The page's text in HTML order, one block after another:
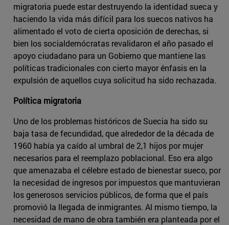
migratoria puede estar destruyendo la identidad sueca y
haciendo la vida más difícil para los suecos nativos ha
alimentado el voto de cierta oposición de derechas, si
bien los socialdemócratas revalidaron el año pasado el
apoyo ciudadano para un Gobierno que mantiene las
políticas tradicionales con cierto mayor énfasis en la
expulsión de aquellos cuya solicitud ha sido rechazada.
Política migratoria
Uno de los problemas históricos de Suecia ha sido su
baja tasa de fecundidad, que alrededor de la década de
1960 había ya caído al umbral de 2,1 hijos por mujer
necesarios para el reemplazo poblacional. Eso era algo
que amenazaba el célebre estado de bienestar sueco, por
la necesidad de ingresos por impuestos que mantuvieran
los generosos servicios públicos, de forma que el país
promovió la llegada de inmigrantes. Al mismo tiempo, la
necesidad de mano de obra también era planteada por el